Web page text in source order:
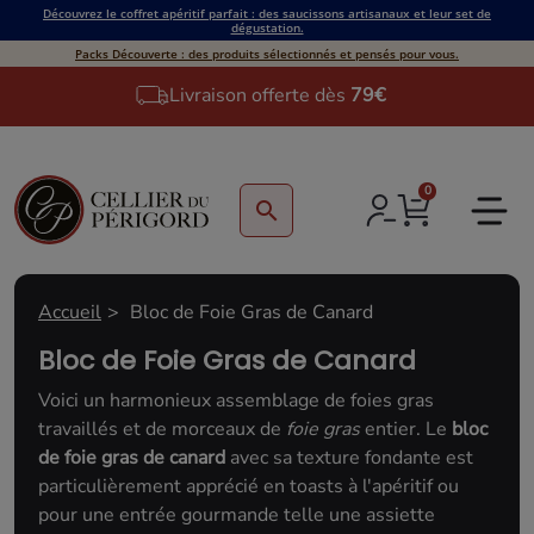
Découvrez le coffret apéritif parfait : des saucissons artisanaux et leur set de
dégustation.
Packs Découverte : des produits sélectionnés et pensés pour vous.
Livraison offerte dès 79€
search
0
Accueil Bloc de Foie Gras de Canard
Bloc de Foie Gras de Canard
Voici un harmonieux assemblage de foies gras
travaillés et de morceaux de foie grasentier. Le bloc
de foie gras de canard avec sa texture fondante est
particulièrement apprécié en toasts à l'apéritif ou
pour une entrée gourmande telle une assiette